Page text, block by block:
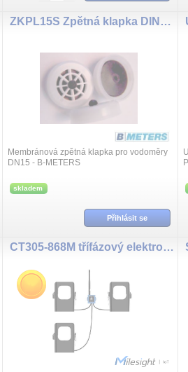
ZKPL15S Zpětná klapka DIN15 pro GSD8, Hydrodigit
Membránová zpětná klapka pro vodoměry
DN15 - B-METERS
skladem
Přihlásit se
CT305-868M třífázový elektroměr s nepřímým měřením, 500A